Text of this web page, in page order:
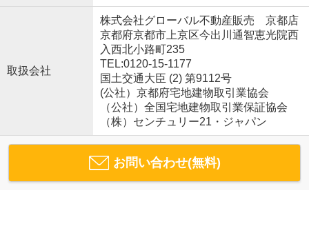
取扱会社
株式会社グローバル不動産販売 京都店
京都府京都市上京区今出川通智恵光院西
入西北小路町235
TEL:0120-15-1177
国土交通大臣 (2) 第9112号
(公社）京都府宅地建物取引業協会
（公社）全国宅地建物取引業保証協会
（株）センチュリー21・ジャパン
お問い合わせ(無料)